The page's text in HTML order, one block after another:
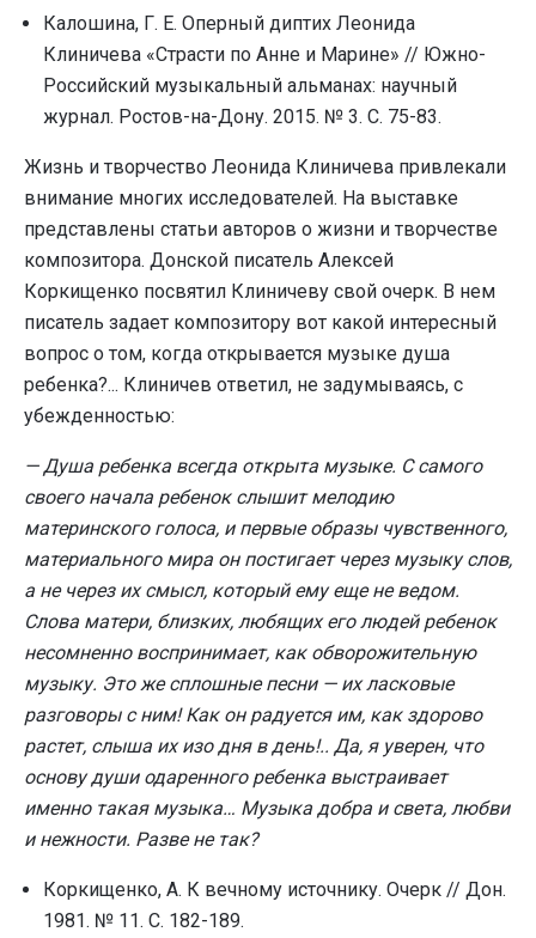
Калошина, Г. Е. Оперный диптих Леонида
Клиничева «Страсти по Анне и Марине» // Южно-
Российский музыкальный альманах: научный
журнал. Ростов-на-Дону. 2015. № 3. С. 75-83.
Жизнь и творчество Леонида Клиничева привлекали
внимание многих исследователей. На выставке
представлены статьи авторов о жизни и творчестве
композитора. Донской писатель Алексей
Коркищенко посвятил Клиничеву свой очерк. В нем
писатель задает композитору вот какой интересный
вопрос о том, когда открывается музыке душа
ребенка?... Клиничев ответил, не задумываясь, с
убежденностью:
— Душа ребенка всегда открыта музыке. С самого
своего начала ребенок слышит мелодию
материнского голоса, и первые образы чувственного,
материального мира он постигает через музыку слов,
а не через их смысл, который ему еще не ведом.
Слова матери, близких, любящих его людей ребенок
несомненно воспринимает, как обворожительную
музыку. Это же сплошные песни — их ласковые
разговоры с ним! Как он радуется им, как здорово
растет, слыша их изо дня в день!.. Да, я уверен, что
основу души одаренного ребенка выстраивает
именно такая музыка… Музыка добра и света, любви
и нежности. Разве не так?
Коркищенко, А. К вечному источнику. Очерк // Дон.
1981. № 11. С. 182-189.